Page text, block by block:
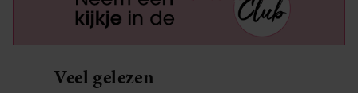
Veel gelezen